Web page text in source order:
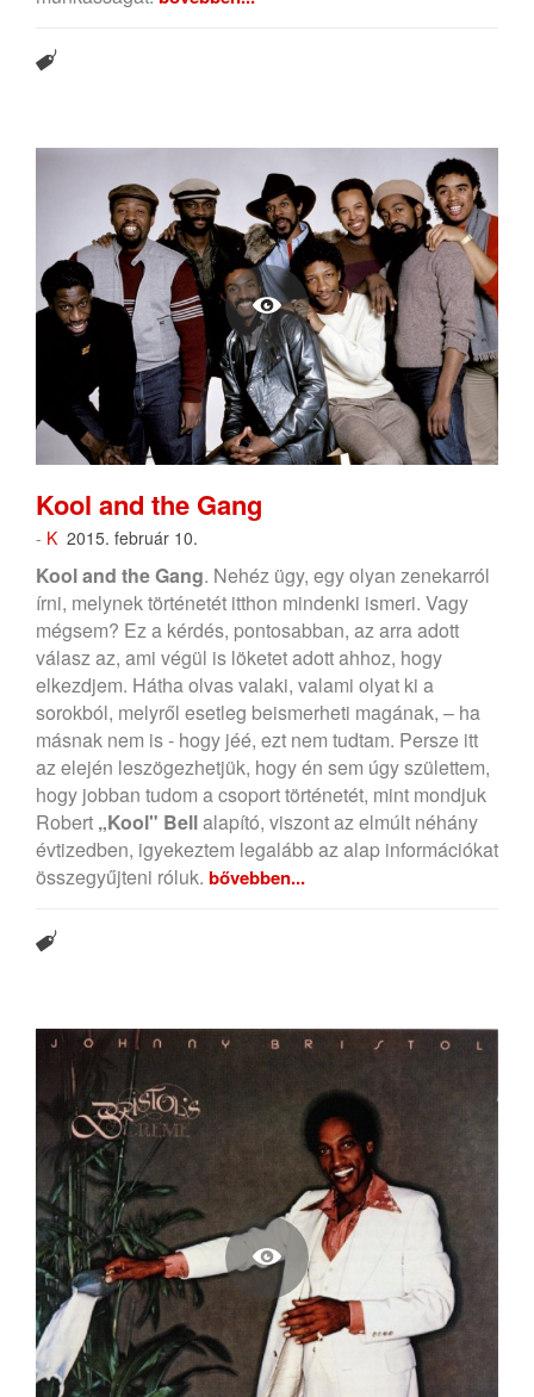
Kool and the Gang
- K 2015. február 10.
Kool and the Gang. Nehéz ügy, egy olyan zenekarról
írni, melynek történetét itthon mindenki ismeri. Vagy
mégsem? Ez a kérdés, pontosabban, az arra adott
válasz az, ami végül is löketet adott ahhoz, hogy
elkezdjem. Hátha olvas valaki, valami olyat ki a
sorokból, melyről esetleg beismerheti magának, – ha
másnak nem is - hogy jéé, ezt nem tudtam. Persze itt
az elején leszögezhetjük, hogy én sem úgy születtem,
hogy jobban tudom a csoport történetét, mint mondjuk
Robert „Kool" Bellalapító, viszont az elmúlt néhány
évtizedben, igyekeztem legalább az alap információkat
összegyűjteni róluk. bővebben...